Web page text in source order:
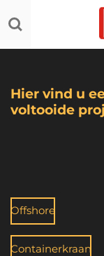
direct
Hier vind u
voltooide
Offshore
Containerkraan